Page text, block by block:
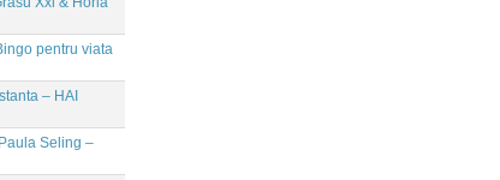
pentru viata
– HAI
Seling –